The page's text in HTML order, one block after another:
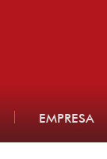
EMPRESA